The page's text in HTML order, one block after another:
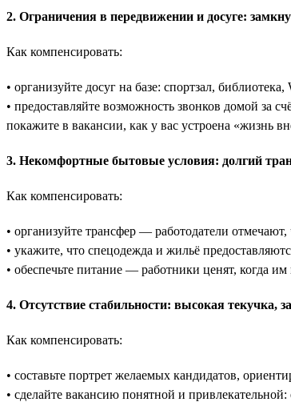
2. Ограничения в передвижении и досуге:
Как компенсировать:
• организуйте досуг на базе: спортзал,
• предоставляйте возможность звонков домой за
покажите в вакансии, как у вас устроена «жизнь
3. Некомфортные бытовые условия: долгий
Как компенсировать:
• организуйте трансфер — работодатели
• укажите, что спецодежда и жильё
• обеспечьте питание — работники ценят, когда
4. Отсутствие стабильности: высокая текучка,
Как компенсировать:
• составьте портрет желаемых кандидатов,
• сделайте вакансию понятной и